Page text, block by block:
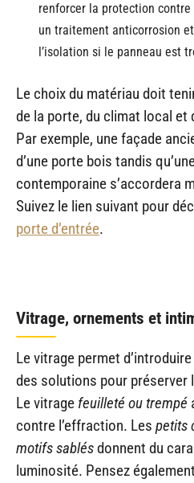
renforcer la protection
un traitement anticorrosion
l’isolation si le panneau est
Le choix du matériau doit
de la porte, du climat local
Par exemple, une façade
d’une porte bois tandis
contemporaine s’accordera
Suivez le lien suivant pour
porte d’entrée.
Vitrage, ornements et
Le vitrage permet
des solutions pour préserver
Le vitrage feuilleté ou trempé
contre l’effraction. Les petits
motifs sablésdonnent du
luminosité. Pensez